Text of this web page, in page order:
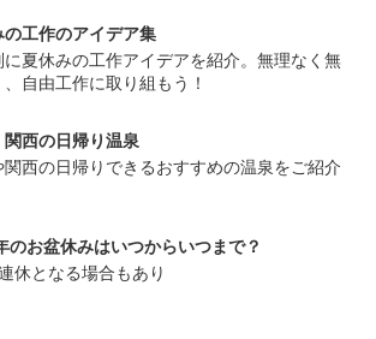
の工作のアイデア集
に夏休みの工作アイデアを紹介。無理なく無
自由工作に取り組もう！
西の日帰り温泉
関西の日帰りできるおすすめの温泉をご紹介
のお盆休みはいつからいつまで？
休となる場合もあり